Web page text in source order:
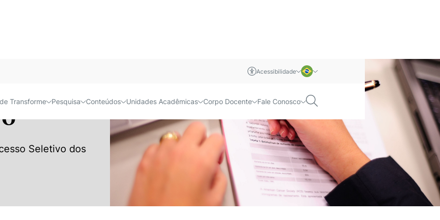
Acessibilidade
Português
Transforme Pesquisa Conteúdos Unidades Acadêmicas Corpo Docente Fale Conosco
Seletivo dos